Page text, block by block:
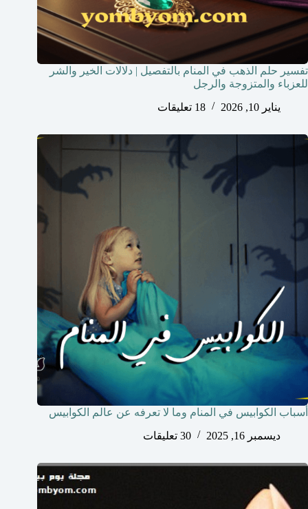
تفسير حلم الذهب في المنام بالتفصيل | دلالات الخير والشر
للعزباء والمتزوجة والرجل
يناير 10, 2026
18 تعليقات
أسباب الكوابيس في المنام وما لا تعرفه عن عالم الكوابيس
ديسمبر 16, 2025
30 تعليقات